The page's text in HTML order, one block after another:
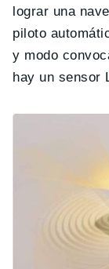
lograr una
piloto
y modo
hay un sensor